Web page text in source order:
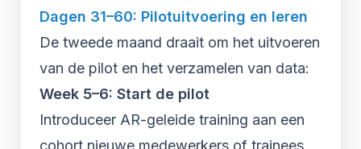
Dagen 31–60: Pilotuitvoering en leren
De tweede maand draait om het uitvoeren
van de pilot en het verzamelen van data:
Week 5–6: Start de pilot
Introduceer AR-geleide training aan een
cohort nieuwe medewerkers of trainees